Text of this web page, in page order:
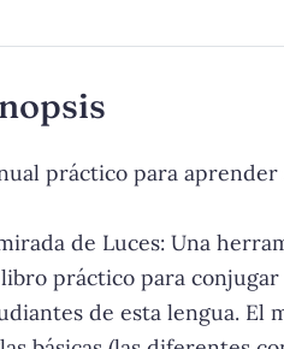
práctico para aprender
de Luces: Una
práctico para conjugar
de esta lengua. El